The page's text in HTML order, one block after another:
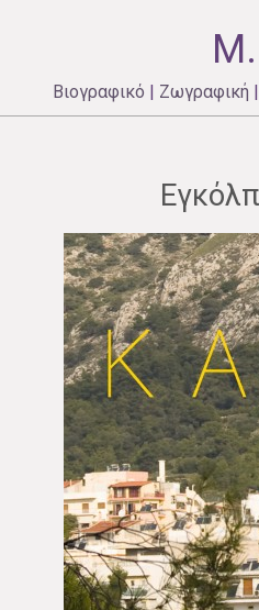
Βιογραφικό | Ζωγραφική |